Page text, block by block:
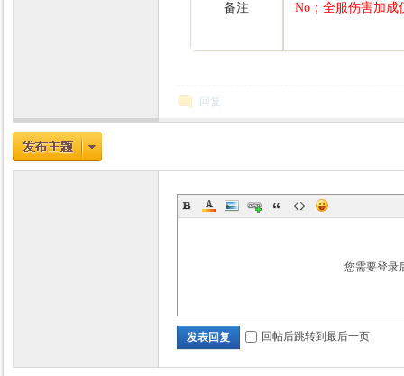
备注
No；全服伤害加成
回复
您需要登录
发表回复 回帖后跳转到最后一页